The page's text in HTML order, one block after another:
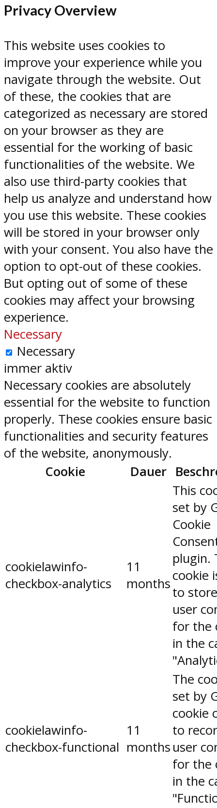
Privacy Overview
This website uses cookies to
improve your experience while you
navigate through the website. Out
of these, the cookies that are
categorized as necessary are stored
on your browser as they are
essential for the working of basic
functionalities of the website. We
also use third-party cookies that
help us analyze and understand how
you use this website. These cookies
will be stored in your browser only
with your consent. You also have the
option to opt-out of these cookies.
But opting out of some of these
cookies may affect your browsing
experience.
Necessary
Necessary
immer aktiv
Necessary cookies are absolutely
essential for the website to function
properly. These cookies ensure basic
functionalities and security features
of the website, anonymously.
Cookie
Dauer
cookielawinfo-
checkbox-analytics
11
months
This
set by
Cookie
plugin.
cookie
to
user
for the
in the
cookielawinfo-
checkbox-functional
11
months
The
set by
cookie
to
user
for the
in the